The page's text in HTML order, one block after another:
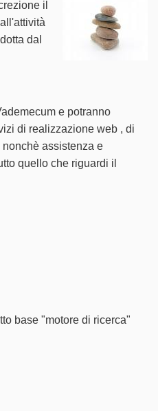
il
dal
e potranno
di realizzazione web , di
assistenza e
quello che riguardi il
base "motore di ricerca"